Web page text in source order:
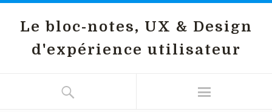
Le bloc-notes, UX & Design
d'expérience utilisateur